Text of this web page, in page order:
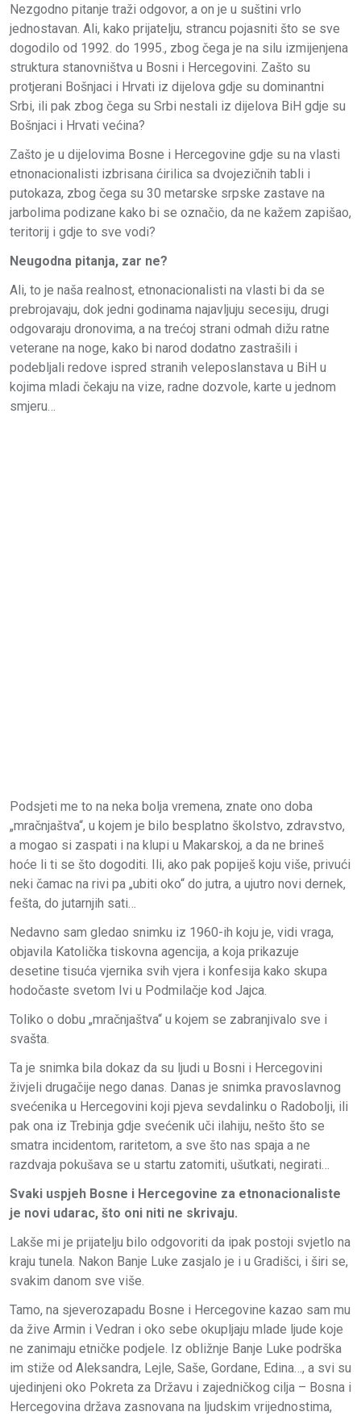
Nezgodno pitanje traži odgovor, a on je u suštini vrlo
jednostavan. Ali, kako prijatelju, strancu pojasniti što se sve
dogodilo od 1992. do 1995., zbog čega je na silu izmijenjena
struktura stanovništva u Bosni i Hercegovini. Zašto su
protjerani Bošnjaci i Hrvati iz dijelova gdje su dominantni
Srbi, ili pak zbog čega su Srbi nestali iz dijelova BiH gdje su
Bošnjaci i Hrvati većina?
Zašto je u dijelovima Bosne i Hercegovine gdje su na vlasti
etnonacionalisti izbrisana ćirilica sa dvojezičnih tabli i
putokaza, zbog čega su 30 metarske srpske zastave na
jarbolima podizane kako bi se označio, da ne kažem zapišao,
teritorij i gdje to sve vodi?
Neugodna pitanja, zar ne?
Ali, to je naša realnost, etnonacionalisti na vlasti bi da se
prebrojavaju, dok jedni godinama najavljuju secesiju, drugi
odgovaraju dronovima, a na trećoj strani odmah dižu ratne
veterane na noge, kako bi narod dodatno zastrašili i
podebljali redove ispred stranih veleposlanstava u BiH u
kojima mladi čekaju na vize, radne dozvole, karte u jednom
smjeru…
Podsjeti me to na neka bolja vremena, znate ono doba
„mračnjaštva“, u kojem je bilo besplatno školstvo, zdravstvo,
a mogao si zaspati i na klupi u Makarskoj, a da ne brineš
hoće li ti se što dogoditi. Ili, ako pak popiješ koju više, privući
neki čamac na rivi pa „ubiti oko“ do jutra, a ujutro novi dernek,
fešta, do jutarnjih sati…
Nedavno sam gledao snimku iz 1960-ih koju je, vidi vraga,
objavila Katolička tiskovna agencija, a koja prikazuje
desetine tisuća vjernika svih vjera i konfesija kako skupa
hodočaste svetom Ivi u Podmilačje kod Jajca.
Toliko o dobu „mračnjaštva“ u kojem se zabranjivalo sve i
svašta.
Ta je snimka bila dokaz da su ljudi u Bosni i Hercegovini
živjeli drugačije nego danas. Danas je snimka pravoslavnog
svećenika u Hercegovini koji pjeva sevdalinku o Radobolji, ili
pak ona iz Trebinja gdje svećenik uči ilahiju, nešto što se
smatra incidentom, raritetom, a sve što nas spaja a ne
razdvaja pokušava se u startu zatomiti, ušutkati, negirati…
Svaki uspjeh Bosne i Hercegovine za etnonacionaliste
je novi udarac, što oni niti ne skrivaju.
Lakše mi je prijatelju bilo odgovoriti da ipak postoji svjetlo na
kraju tunela. Nakon Banje Luke zasjalo je i u Gradišci, i širi se,
svakim danom sve više.
Tamo, na sjeverozapadu Bosne i Hercegovine kazao sam mu
da žive Armin i Vedran i oko sebe okupljaju mlade ljude koje
ne zanimaju etničke podjele. Iz obližnje Banje Luke podrška
im stiže od Aleksandra, Lejle, Saše, Gordane, Edina…, a svi su
ujedinjeni oko Pokreta za Državu i zajedničkog cilja – Bosna i
Hercegovina država zasnovana na ljudskim vrijednostima,